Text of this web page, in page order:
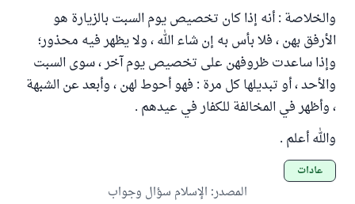
والخلاصة : أنه إذا كان تخصيص يوم السبت بالزيارة هو
الأرفق بهن ، فلا بأس به إن شاء الله ، ولا يظهر فيه محذور؛
وإذا ساعدت ظروفهن على تخصيص يوم آخر ، سوى السبت
والأحد ، أو تبديلها كل مرة : فهو أحوط لهن ، وأبعد عن الشبهة
، وأظهر في المخالفة للكفار في عيدهم .
والله أعلم .
عادات
المصدر: الإسلام سؤال وجواب